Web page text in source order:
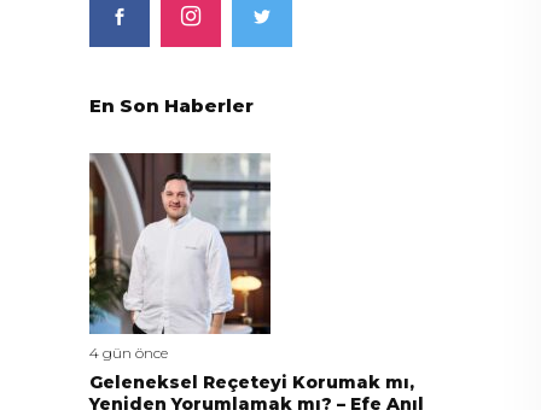
En Son Haberler
4 gün önce
Geleneksel Reçeteyi Korumak mı,
Yeniden Yorumlamak mı? – Efe Anıl